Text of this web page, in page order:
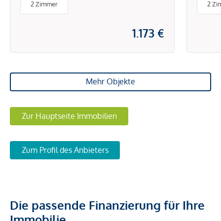
2 Zimmer
1.173 €
2
Mehr Objekte
Zur Hauptseite Immobilien
Zum Profil des Anbieters
Die passende Finanzierung für Ihre